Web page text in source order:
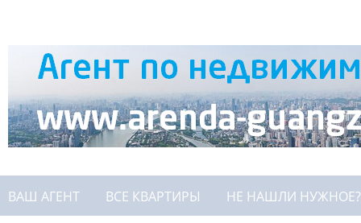
ВАШ АГЕНТ ВСЕ КВАРТИРЫ НЕ НАШЛИ НУЖНОЕ?